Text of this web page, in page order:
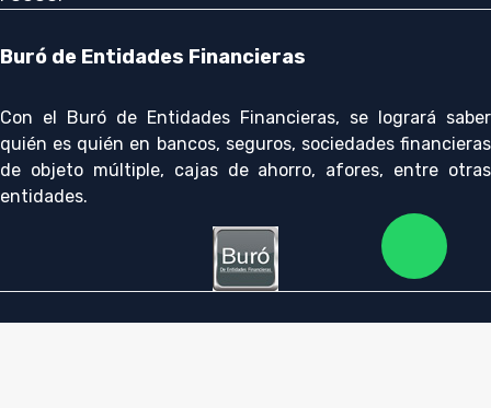
Buró de Entidades Financieras
Con el Buró de Entidades Financieras, se logrará saber
quién es quién en bancos, seguros, sociedades financieras
de objeto múltiple, cajas de ahorro, afores, entre otras
entidades.